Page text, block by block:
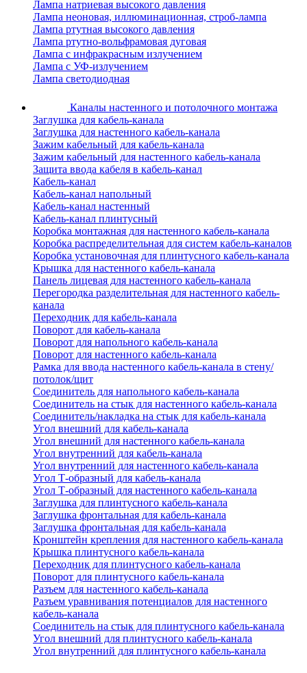
Лампа натриевая высокого давления
Лампа неоновая, иллюминационная, строб-лампа
Лампа ртутная высокого давления
Лампа ртутно-вольфрамовая дуговая
Лампа с инфракрасным излучением
Лампа с УФ-излучением
Лампа светодиодная
Каналы настенного и потолочного монтажа
Заглушка для кабель-канала
Заглушка для настенного кабель-канала
Зажим кабельный для кабель-канала
Зажим кабельный для настенного кабель-канала
Защита ввода кабеля в кабель-канал
Кабель-канал
Кабель-канал напольный
Кабель-канал настенный
Кабель-канал плинтусный
Коробка монтажная для настенного кабель-канала
Коробка распределительная для систем кабель-каналов
Коробка установочная для плинтусного кабель-канала
Крышка для настенного кабель-канала
Панель лицевая для настенного кабель-канала
Перегородка разделительная для настенного кабель-
канала
Переходник для кабель-канала
Поворот для кабель-канала
Поворот для напольного кабель-канала
Поворот для настенного кабель-канала
Рамка для ввода настенного кабель-канала в стену/
потолок/щит
Соединитель для напольного кабель-канала
Соединитель на стык для настенного кабель-канала
Соединитель/накладка на стык для кабель-канала
Угол внешний для кабель-канала
Угол внешний для настенного кабель-канала
Угол внутренний для кабель-канала
Угол внутренний для настенного кабель-канала
Угол Т-образный для кабель-канала
Угол Т-образный для настенного кабель-канала
Заглушка для плинтусного кабель-канала
Заглушка фронтальная для кабель-канала
Заглушка фронтальная для кабель-канала
Кронштейн крепления для настенного кабель-канала
Крышка плинтусного кабель-канала
Переходник для плинтусного кабель-канала
Поворот для плинтусного кабель-канала
Разъем для настенного кабель-канала
Разъем уравнивания потенциалов для настенного
кабель-канала
Соединитель на стык для плинтусного кабель-канала
Угол внешний для плинтусного кабель-канала
Угол внутренний для плинтусного кабель-канала